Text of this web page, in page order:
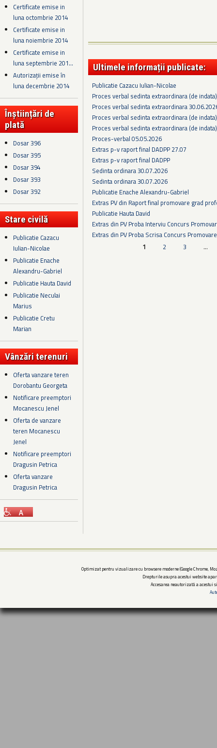
Certificate emise in
luna octombrie 2014
Certificate emise in
luna noiembrie 2014
Certificate emise in
luna septembrie 201...
Autorizații emise în
luna decembrie 2014
Înștiințări de
plată
Dosar 396
Dosar 395
Dosar 394
Dosar 393
Dosar 392
Stare civilă
Publicatie Cazacu
Iulian-Nicolae
Publicatie Enache
Alexandru-Gabriel
Publicatie Hauta David
Publicatie Neculai
Marius
Publicatie Cretu
Marian
Vânzări terenuri
Oferta vanzare teren
Dorobantu Georgeta
Notificare preemptori
Mocanescu Jenel
Oferta de vanzare
teren Mocanescu
Jenel
Notificare preemptori
Dragusin Petrica
Oferta vanzare
Dragusin Petrica
Ultimele informații publicate:
Publicatie Cazacu Iulian-Nicolae
Proces verbal sedinta extraordinara (de
Proces verbal sedinta extraordinara
Proces verbal sedinta extraordinara (de
Proces verbal sedinta extraordinara (de
Proces-verbal 05.05.2026
Extras p-v raport final DADPP 27.07
Extras p-v raport final DADPP
Sedinta ordinara 30.07.2026
Sedinta ordinara 30.07.2026
Publicatie Enache Alexandru-Gabriel
Extras PV din Raport final promovare grad
Publicatie Hauta David
Extras din PV Proba Interviu Concurs
Extras din PV Proba Scrisa Concurs
1 2 3 …
Optimizat pentru vizualizare cu browsere moderne (Google Chrome,
Drepturile asupra acestui website
Accesarea neautorizată a acestui